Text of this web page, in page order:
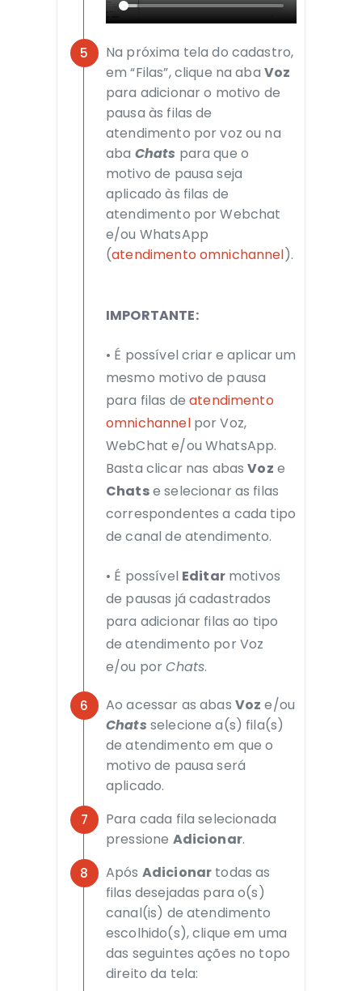
Na próxima tela do cadastro,
em “Filas”, clique na aba Voz
para adicionar o motivo de
pausa às filas de
atendimento por voz ou na
aba Chats para que o
motivo de pausa seja
aplicado às filas de
atendimento por Webchat
e/ou WhatsApp
(atendimento omnichannel).
IMPORTANTE:
• É possível criar e aplicar um
mesmo motivo de pausa
para filas deatendimento
omnichannelpor Voz,
WebChat e/ou WhatsApp.
Basta clicar nas abasVoz e
Chatse selecionar as filas
correspondentes a cada tipo
de canal de atendimento.
• É possível Editarmotivos
de pausas já cadastrados
para adicionar filas ao tipo
de atendimento por Voz
e/ou porChats.
Ao acessar as abas Voz e/ou
Chats selecione a(s) fila(s)
de atendimento em que o
motivo de pausa será
aplicado.
Para cada fila selecionada
pressione Adicionar.
Após Adicionar todas as
filas desejadas para o(s)
canal(is) de atendimento
escolhido(s), clique em uma
das seguintes ações no topo
direito da tela: